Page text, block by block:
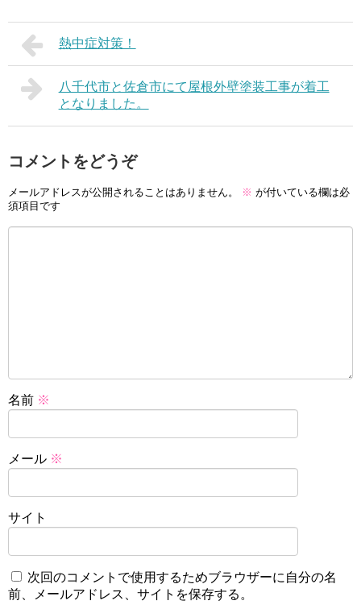
熱中症対策！
八千代市と佐倉市にて屋根外壁塗装工事が着工
となりました。
コメントをどうぞ
メールアドレスが公開されることはありません。 ※ が付いている欄は必
須項目です
名前 ※
メール ※
サイト
次回のコメントで使用するためブラウザーに自分の名
前、メールアドレス、サイトを保存する。